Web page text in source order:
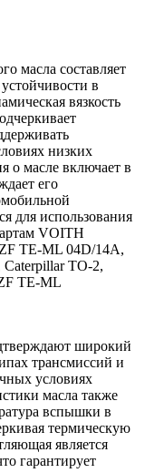
масла составляет
в
вязкость
низких
о масле включает в
его
для использования
VOITH
TE-ML 04D/14A,
TO-2,
TE-ML
широкий
трансмиссий и
условиях
масла также
вспышки в
термическую
является
гарантирует